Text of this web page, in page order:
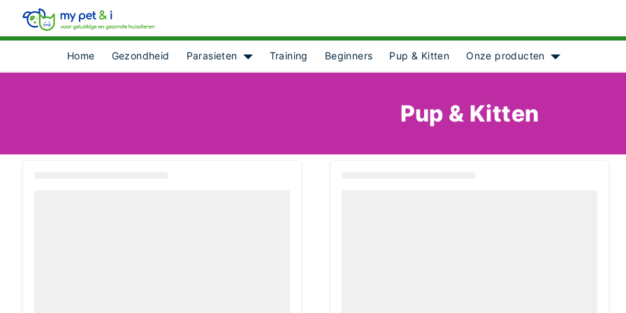
Home Gezondheid
Parasieten
Show submenu for [object Object]
Training Beginners Pup & Kitten
Onze producten
Pup & Kitten